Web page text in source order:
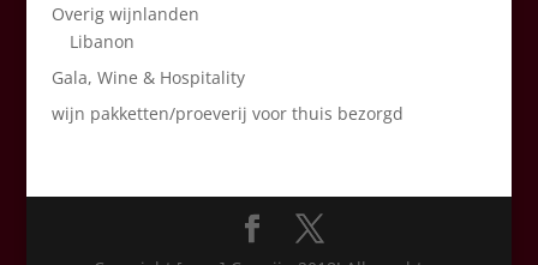
Overig wijnlanden
Libanon
Gala, Wine & Hospitality
wijn pakketten/proeverij voor thuis bezorgd